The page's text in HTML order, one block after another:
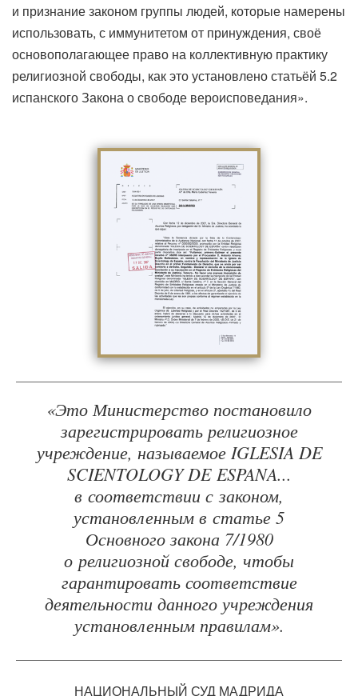
и признание законом группы людей, которые намерены
использовать, с иммунитетом от принуждения, своё
основополагающее право на коллективную практику
религиозной свободы, как это установлено статьёй 5.2
испанского Закона о свободе вероисповедания».
«Это Министерство постановило
зарегистрировать религиозное
учреждение, называемое IGLESIA DE
SCIENTOLOGY DE ESPANA...
в соответствии с законом,
установленным в статье 5
Основного закона 7/1980
о религиозной свободе, чтобы
гарантировать соответствие
деятельности данного учреждения
установленным правилам».
НАЦИОНАЛЬНЫЙ СУД МАДРИДА